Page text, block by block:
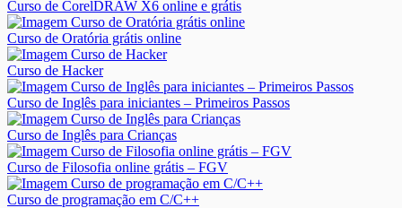
Curso de CorelDRAW X6 online e grátis
Curso de Oratória grátis online
Curso de Hacker
Curso de Inglês para iniciantes – Primeiros Passos
Curso de Inglês para Crianças
Curso de Filosofia online grátis – FGV
Curso de programação em C/C++